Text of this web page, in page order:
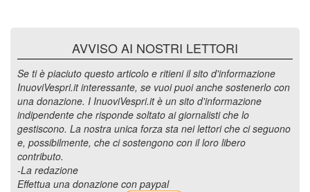
AVVISO AI NOSTRI LETTORI
Se ti è piaciuto questo articolo e ritieni il sito d'informazione
InuoviVespri.it interessante, se vuoi puoi anche sostenerlo con
una donazione. I InuoviVespri.it è un sito d'informazione
indipendente che risponde soltato ai giornalisti che lo
gestiscono. La nostra unica forza sta nei lettori che ci seguono
e, possibilmente, che ci sostengono con il loro libero
contributo.
-La redazione
Effettua una donazione con paypal